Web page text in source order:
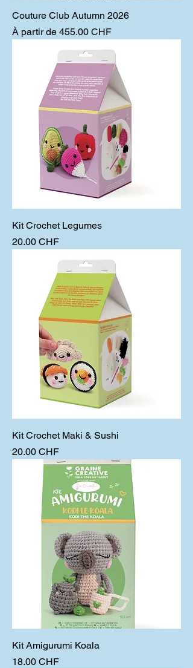
Couture Club Autumn 2026
À partir de 455.00 CHF
Prix promotionnel
Kit Crochet Legumes
Prix
20.00 CHF
Kit Crochet Maki & Sushi
Prix
20.00 CHF
Kit Amigurumi Koala
Prix
18.00 CHF